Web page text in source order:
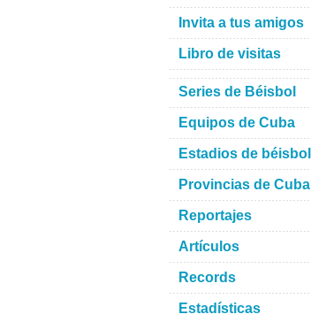
Invita a tus amigos
Libro de visitas
Series de Béisbol
Equipos de Cuba
Estadios de béisbol
Provincias de Cuba
Reportajes
Artículos
Records
Estadísticas